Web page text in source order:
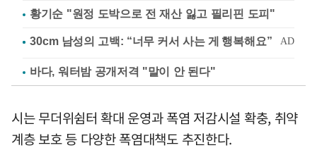
황기순 "원정 도박으로 전 재산 잃고 필리핀 도피"
바다, 워터밤 공개저격 "말이 안 된다"
시는 무더위쉼터 확대 운영과 폭염 저감시설 확충, 취약
계층 보호 등 다양한 폭염대책도 추진한다.